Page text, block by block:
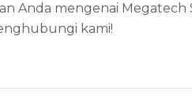
Anda mengenai Megatech
kami!